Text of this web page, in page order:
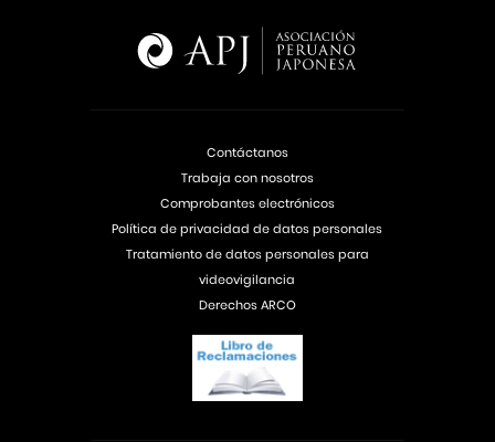
Contáctanos
Trabaja con nosotros
Comprobantes electrónicos
Política de privacidad de datos personales
Tratamiento de datos personales para
videovigilancia
Derechos ARCO